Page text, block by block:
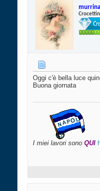
murrina
Oggi c'è bella luce
Buona giornata
I miei lavori sono QUI